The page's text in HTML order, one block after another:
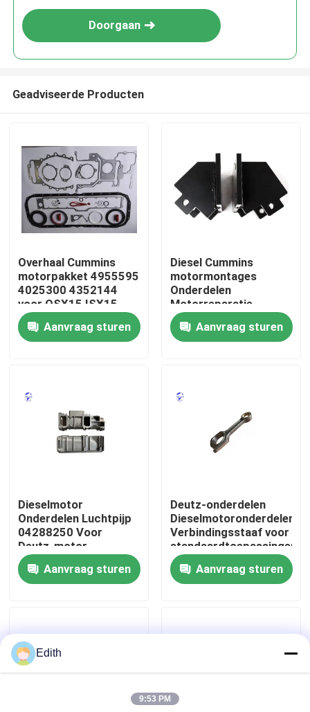
Thuis
Over ons
Fabrieksreis
Contacteer ons
Vraag een offerte aan
-Motor
Doorgaan
Geadviseerde Producten
Overhaal Cummins
motorpakket 4955595
4025300 4352144
voor QSX15 ISX15
Aanvraag sturen
Diesel Cummins
motormontages
Onderdelen
Motorreparatie
Aanvraag sturen
Dieselmotor
Onderdelen Luchtpijp
04288250 Voor
Deutz-motor
Aanvraag sturen
Deutz-onderdelen
Dieselmotoronderdelen
Verbindingsstaaf voor
standaardtoepassingen
Aanvraag sturen
Edith
9:53 PM